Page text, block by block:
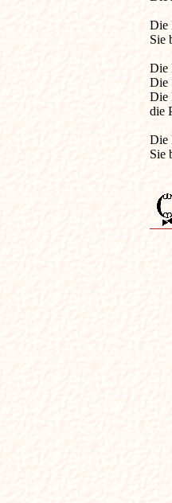
Die
Sie
Die
Die
Die
die
Die
Sie